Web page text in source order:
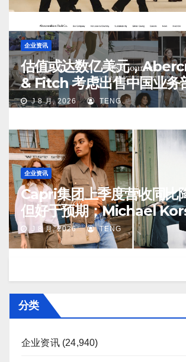
企业资讯
估值或达数亿美元，
& Fitch 考虑出售中国业务
J 8 月, 2026 TENG
企业资讯
Capri集团上季度营收同比
但好于预期；Michael
市场持续向好
J 8 月, 2026 TENG
分类
企业资讯(24,940)